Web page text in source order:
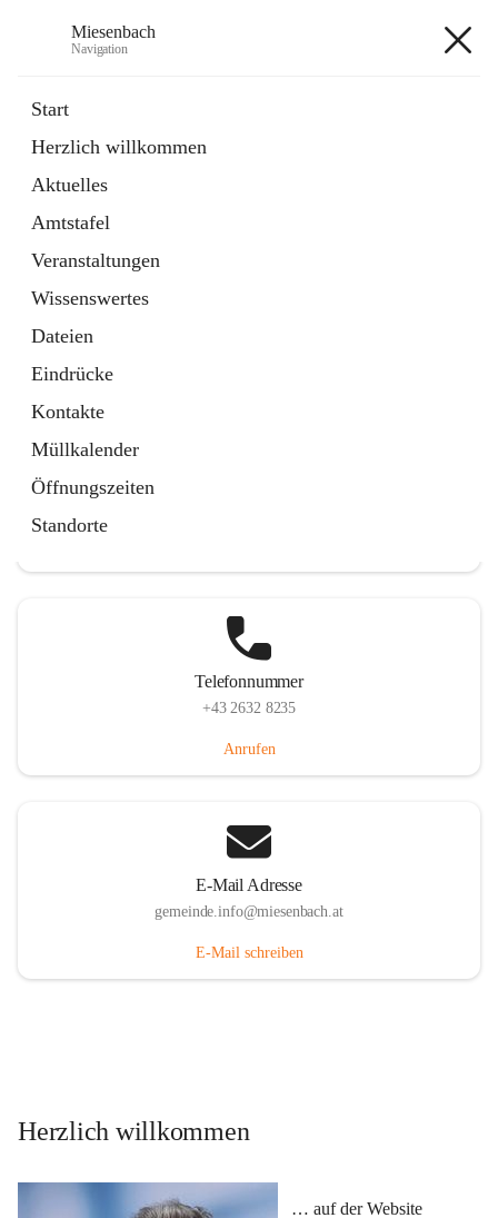
Miesenbach
Navigation
Start
Herzlich willkommen
Aktuelles
Amtstafel
Veranstaltungen
Wissenswertes
Dateien
Eindrücke
Kontakte
Müllkalender
Öffnungszeiten
Standorte
Externe Webseite
in
Tab
Region Schneebergland
Externe Webseite
öffnet
in
neuem
Tab
Telefonnummer
+43 2632 8235
Anrufen
E-Mail Adresse
gemeinde.info@miesenbach.at
E-Mail schreiben
Herzlich willkommen
… auf der Website